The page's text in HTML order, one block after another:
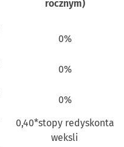
rocznym)
0%
0%
0%
0,40*stopy redyskonta
weksli